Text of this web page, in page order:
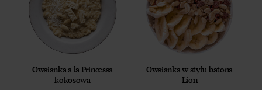
Owsianka a la Princessa
kokosowa
Owsianka w stylu batona
Lion